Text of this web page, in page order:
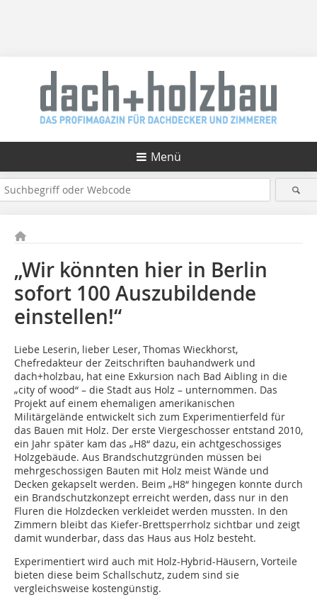
Menü
„Wir könnten hier in Berlin
sofort 100 Auszubildende
einstellen!“
Liebe Leserin, lieber Leser, Thomas Wieckhorst,
Chefredakteur der Zeitschriften bauhandwerk und
dach+holzbau, hat eine Exkursion nach Bad Aibling in die
„city of wood“ – die Stadt aus Holz – unternommen. Das
Projekt auf einem ehemaligen amerikanischen
Militärgelände entwickelt sich zum Experimentierfeld für
das Bauen mit Holz. Der erste Viergeschosser entstand 2010,
ein Jahr später kam das „H8“ dazu, ein achtgeschossiges
Holzgebäude. Aus Brandschutzgründen müssen bei
mehrgeschossigen Bauten mit Holz meist Wände und
Decken gekapselt werden. Beim „H8“ hingegen konnte durch
ein Brandschutzkonzept erreicht werden, dass nur in den
Fluren die Holzdecken verkleidet werden mussten. In den
Zimmern bleibt das Kiefer-Brettsperrholz sichtbar und zeigt
damit wunderbar, dass das Haus aus Holz besteht.
Experimentiert wird auch mit Holz-Hybrid-Häusern, Vorteile
bieten diese beim Schallschutz, zudem sind sie
vergleichsweise kostengünstig.